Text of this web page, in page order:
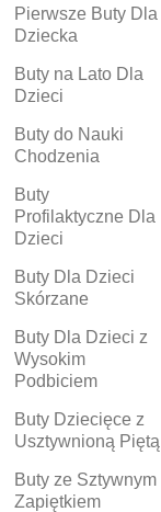
Pierwsze Buty Dla
Dziecka
Buty na Lato Dla
Dzieci
Buty do Nauki
Chodzenia
Buty
Profilaktyczne Dla
Dzieci
Buty Dla Dzieci
Skórzane
Buty Dla Dzieci z
Wysokim
Podbiciem
Buty Dziecięce z
Usztywnioną Piętą
Buty ze Sztywnym
Zapiętkiem